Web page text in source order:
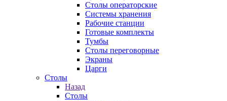
Столы операторские
Системы хранения
Рабочие станции
Готовые комплекты
Тумбы
Столы переговорные
Экраны
Царги
Столы
Назад
Столы